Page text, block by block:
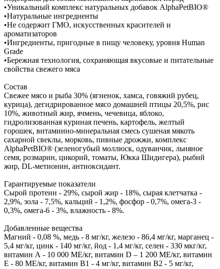
•Уникальный комплекс натуральных добавок AlphaPetBIO®
•Натуральные ингредиенты
•Не содержит ГМО, искусственных красителей и
ароматизаторов
•Ингредиенты, пригодные в пищу человеку, уровня Human
Grade
•Бережная технология, сохраняющая вкусовые и питательные
свойства свежего мяса
Состав
Свежее мясо и рыба 30% (ягненок, хамса, говяжий рубец,
курица), дегидрированное мясо домашней птицы 20,5%, рис
10%, животный жир, ячмень, чечевица, яблоко,
гидролизованная куриная печень, картофель, желтый
горошек, витаминно-минеральная смесь сушеная мякоть
сахарной свеклы, морковь, пивные дрожжи, комплекс
AlphaPetBIO® (зеленогубый моллюск, одуванчик, льняное
семя, розмарин, цикорий, томаты, Юкка Шидигера), рыбий
жир, DL-метионин, антиоксидант.
Гарантируемые показатели
Сырой протеин - 29%, сырой жир - 18%, сырая клетчатка -
2,9%, зола - 7,5%, кальций - 1,2%, фосфор - 0,7%, омега-3 -
0,3%, омега-6 - 3%, влажность - 8%.
Добавленные вещества
Магний - 0,08 %, медь - 8 мг/кг, железо - 86,4 мг/кг, марганец -
5,4 мг/кг, цинк - 140 мг/кг, йод - 1,4 мг/кг, селен - 330 мкг/кг,
витамин А - 10 000 МЕ/кг, витамин D – 1 200 МЕ/кг, витамин
Е - 80 МЕ/кг, витамин В1 - 4 мг/кг, витамин В2 - 5 мг/кг,